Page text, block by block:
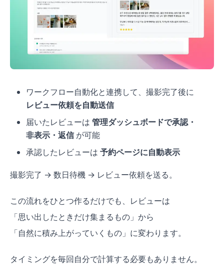
ワークフロー自動化と連携して、撮影完了後に
レビュー依頼を自動送信
届いたレビューは 管理ダッシュボードで承認・
非表示・返信が可能
承認したレビューは 予約ページに自動表示
撮影完了 → 数日待機 → レビュー依頼を送る。
この流れをひとつ作るだけでも、レビューは
「思い出したときだけ集まるもの」から
「自然に積み上がっていくもの」に変わります。
タイミングを毎回自分で計算する必要もありません。